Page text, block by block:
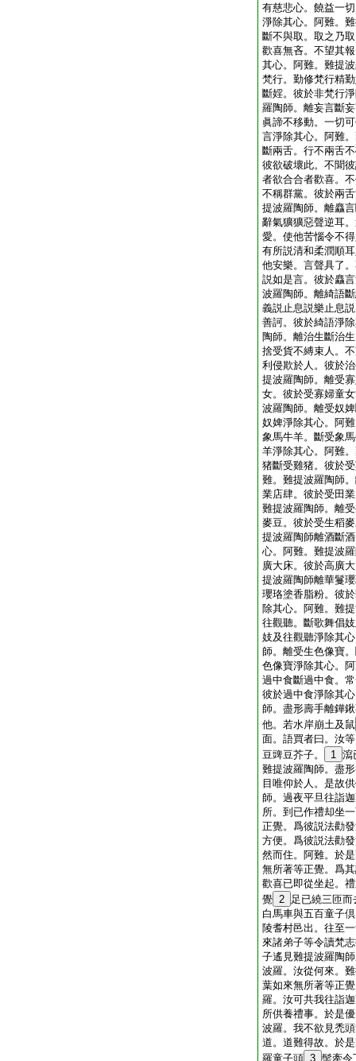
有慈悲心。饒益一
淨除其心。阿難。
斷不與取。取之乃
歡喜無吝。不望其
其心。阿難。難提
梵行。勤修梵行精
斷婬。彼於非梵行
羅陶師。離妄言斷
眞諦不移動。一切
言淨除其心。阿難
斷兩舌。行不兩舌
彼欲破壞此。不聞
者欲合合者歡喜。
不稱群黨。彼於兩
提波羅陶師。離麤
辭氣獷獷惡聲逆耳
愛。使他苦惱令不
有所説清和柔潤順
他安樂。言聲具了
説如是言。彼於麤
波羅陶師。離綺語
義説止息説樂止息
善訶。彼於綺語淨
陶師。離治生斷治
捨受貨不縛束人。
利侵欺於人。彼於
提波羅陶師。離受
女。彼於受寡婦童
波羅陶師。離受奴
奴婢淨除其心。阿
象馬牛羊。斷受象
羊淨除其心。阿難
猪斷受雞猪。彼於
難。難提波羅陶師
業店肆。彼於受田
難提波羅陶師。離
麥豆。彼於受生稻
提波羅陶師離酒斷
心。阿難。難提波
廣大床。彼於高廣
提波羅陶師離華鬘
瓔珞塗香脂粉。彼
除其心。阿難。難
往觀聽。斷歌舞倡
妓及往觀聽淨除其
師。離受生色像寶
色像寶淨除其心。
過中食斷過中食。
彼於過中食淨除其
師。盡形壽手離鏵
他。若水岸崩土及鼠
面。語買者曰。汝
豆豍豆芥子。
1 瀉
難提波羅陶師。盡
目唯仰於人。是故
師。過夜平旦往詣
所。到已作禮却坐
正覺。爲彼説法勸
方便。爲彼説法勸
然而住。阿難。於
無所著等正覺。爲
歡喜已即從坐起。
覺 2 足已繞三匝
白馬車與五百童子
陵耆村邑出。往至
來諸弟子等令讀梵
子遙見難提波羅陶
波羅。汝從何來。
葉如來無所著等正
羅。汝可共我往詣
所供養禮事。於是
波羅。我不欲見禿
道。道難得故。於
羅童子頭 3 髻牽令